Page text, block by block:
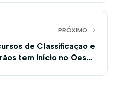
PRÓXIMO
de Classificação e
tem início no Oeste